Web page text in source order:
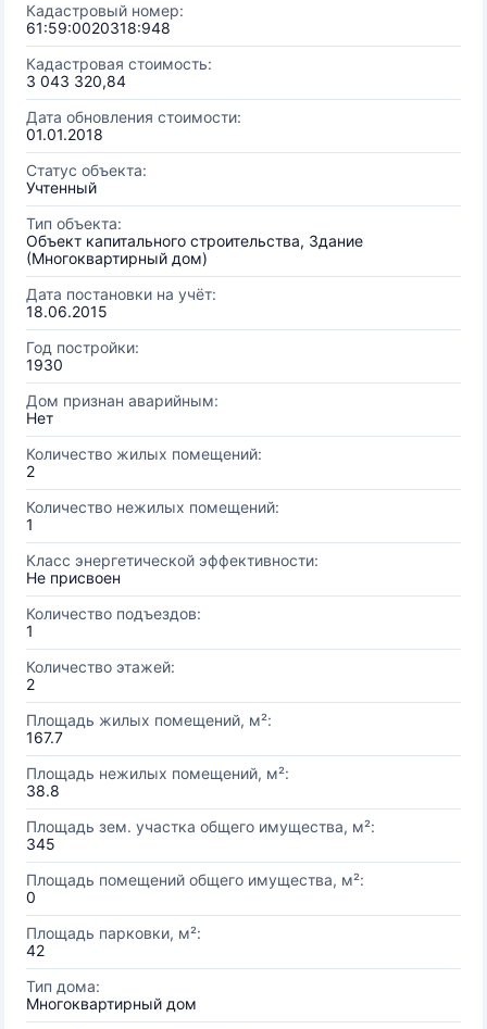
Кадастровый номер:
61:59:0020318:948
Кадастровая стоимость:
3 043 320,84
Дата обновления стоимости:
01.01.2018
Статус объекта:
Учтенный
Тип объекта:
Объект капитального строительства, Здание
(Многоквартирный дом)
Дата постановки на учёт:
18.06.2015
Год постройки:
1930
Дом признан аварийным:
Нет
Количество жилых помещений:
2
Количество нежилых помещений:
1
Класс энергетической эффективности:
Не присвоен
Количество подъездов:
1
Количество этажей:
2
Площадь жилых помещений, м²:
167.7
Площадь нежилых помещений, м²:
38.8
Площадь зем. участка общего имущества, м²:
345
Площадь помещений общего имущества, м²:
0
Площадь парковки, м²:
42
Тип дома:
Многоквартирный дом